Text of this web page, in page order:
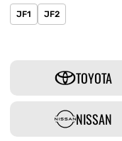
JF1 JF2
TOYOTA
NISSAN